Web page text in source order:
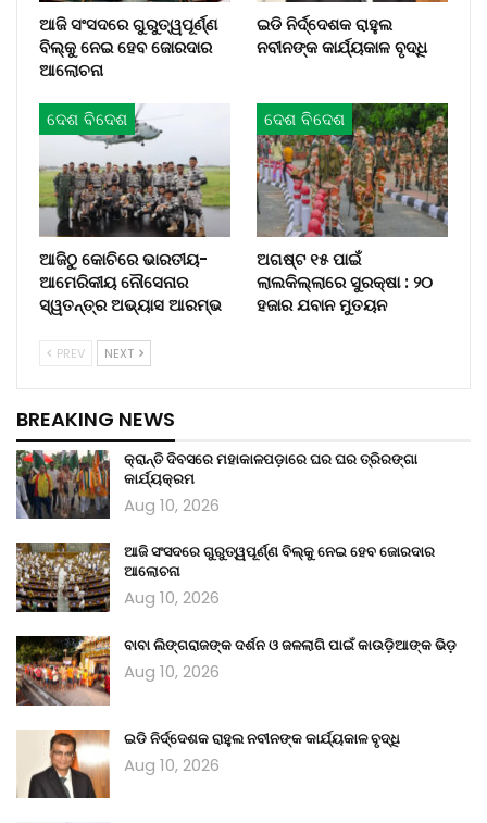
ଆଜି ସଂସଦରେ ଗୁରୁତ୍ୱପୂର୍ଣ୍ଣ
ବିଲ୍‌କୁ ନେଇ ହେବ ଜୋରଦାର
ଆଲୋଚନା
ଇଡି ନିର୍ଦ୍ଦେଶକ ରାହୁଲ
ନବୀନଙ୍କ କାର୍ଯ୍ୟକାଳ ବୃଦ୍ଧି
ଦେଶ ବିଦେଶ
ଆଜିଠୁ କୋଚିରେ ଭାରତୀୟ-
ଆମେରିକୀୟ ନୌସେନାର
ସ୍ୱତନ୍ତ୍ର ଅଭ୍ୟାସ ଆରମ୍ଭ
ଦେଶ ବିଦେଶ
ଅଗଷ୍ଟ ୧୫ ପାଇଁ
ଲାଲକିଲ୍ଲାରେ ସୁରକ୍ଷା : ୨୦
ହଜାର ଯବାନ ମୁତୟନ
PREV NEXT
BREAKING NEWS
କ୍ରାନ୍ତି ଦିବସରେ ମହାକାଳପଡ଼ାରେ ଘର ଘର ତ୍ରିରଙ୍ଗା
କାର୍ଯ୍ୟକ୍ରମ
Aug 10, 2026
ଆଜି ସଂସଦରେ ଗୁରୁତ୍ୱପୂର୍ଣ୍ଣ ବିଲ୍‌କୁ ନେଇ ହେବ ଜୋରଦାର
ଆଲୋଚନା
Aug 10, 2026
ବାବା ଲିଙ୍ଗରାଜଙ୍କ ଦର୍ଶନ ଓ ଜଳଲାଗି ପାଇଁ କାଉଡ଼ିଆଙ୍କ ଭିଡ଼
Aug 10, 2026
ଇଡି ନିର୍ଦ୍ଦେଶକ ରାହୁଲ ନବୀନଙ୍କ କାର୍ଯ୍ୟକାଳ ବୃଦ୍ଧି
Aug 10, 2026